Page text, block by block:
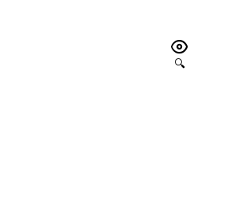
🔍